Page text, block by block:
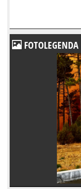
FOTOLEGENDA